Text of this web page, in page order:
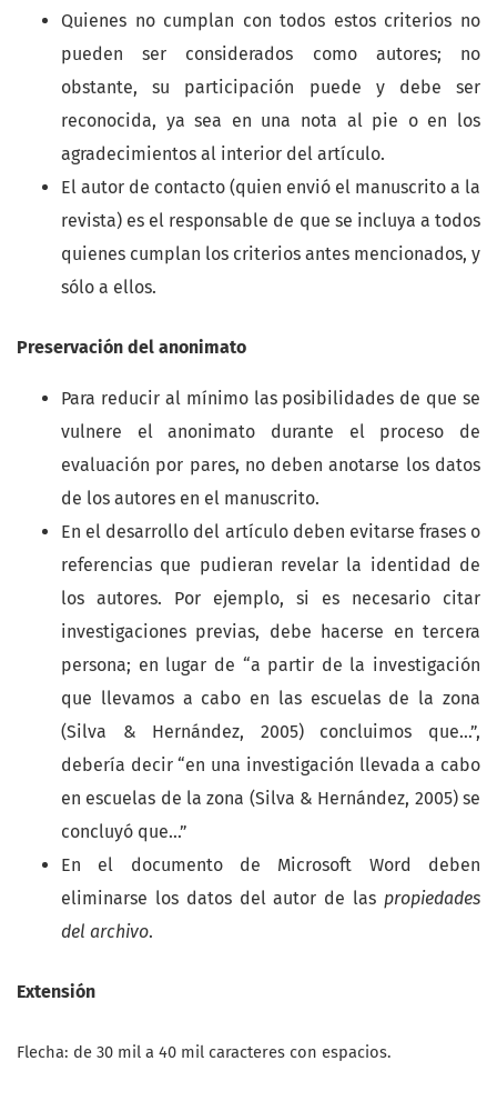
Quienes no cumplan con todos estos criterios no
pueden ser considerados como autores; no
obstante, su participación puede y debe ser
reconocida, ya sea en una nota al pie o en los
agradecimientos al interior del artículo.
El autor de contacto (quien envió el manuscrito a la
revista) es el responsable de que se incluya a todos
quienes cumplan los criterios antes mencionados, y
sólo a ellos.
Preservación del anonimato
Para reducir al mínimo las posibilidades de que se
vulnere el anonimato durante el proceso de
evaluación por pares, no deben anotarse los datos
de los autores en el manuscrito.
En el desarrollo del artículo deben evitarse frases o
referencias que pudieran revelar la identidad de
los autores. Por ejemplo, si es necesario citar
investigaciones previas, debe hacerse en tercera
persona; en lugar de “a partir de la investigación
que llevamos a cabo en las escuelas de la zona
(Silva & Hernández, 2005) concluimos que…”,
debería decir “en una investigación llevada a cabo
en escuelas de la zona (Silva & Hernández, 2005) se
concluyó que…”
En el documento de Microsoft Word deben
eliminarse los datos del autor de las propiedades
del archivo.
Extensión
Flecha: de 30 mil a 40 mil caracteres con espacios.